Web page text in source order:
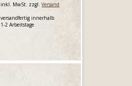
inkl. MwSt. zzgl.Versand
versandfertig innerhalb
1-2 Arbeitstage